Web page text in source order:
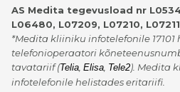
AS Medita tegevusload nr
L06480, L07209, L07210,
*Medita kliiniku infotelefonile
telefonioperaatori
tavatariif(Telia Elisa Tele2) . Medita
infotelefonile helistades eritariifi.